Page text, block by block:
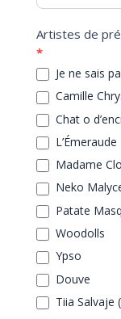
Artistes de
*
Je ne sais
Camille
Chat o
L’Émeraude
Madame
Neko
Patate
Woodolls
Ypso
Douve
Tiia Salvaje